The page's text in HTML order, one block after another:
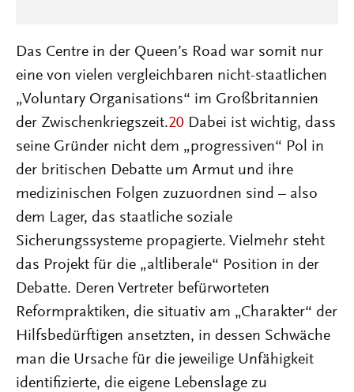
Das Centre in der Queen’s Road war somit nur
eine von vielen vergleichbaren nicht-staatlichen
„Voluntary Organisations“ im Großbritannien
der Zwischenkriegszeit.20 Dabei ist wichtig, dass
seine Gründer nicht dem „progressiven“ Pol in
der britischen Debatte um Armut und ihre
medizinischen Folgen zuzuordnen sind – also
dem Lager, das staatliche soziale
Sicherungssysteme propagierte. Vielmehr steht
das Projekt für die „altliberale“ Position in der
Debatte. Deren Vertreter befürworteten
Reformpraktiken, die situativ am „Charakter“ der
Hilfsbedürftigen ansetzten, in dessen Schwäche
man die Ursache für die jeweilige Unfähigkeit
identifizierte, die eigene Lebenslage zu